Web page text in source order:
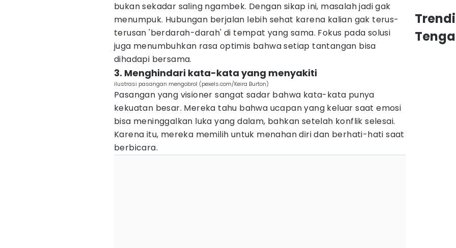
bukan sekadar saling ngambek. Dengan sikap ini, masalah jadi gak
menumpuk. Hubungan berjalan lebih sehat karena kalian gak terus-
terusan 'berdarah-darah' di tempat yang sama. Fokus pada solusi
juga menumbuhkan rasa optimis bahwa setiap tantangan bisa
dihadapi bersama.
3. Menghindari kata-kata yang menyakiti
ilustrasi pasangan mengobrol (pexels.com/Keira Burton)
Pasangan yang visioner sangat sadar bahwa kata-kata punya
kekuatan besar. Mereka tahu bahwa ucapan yang keluar saat emosi
bisa meninggalkan luka yang dalam, bahkan setelah konflik selesai.
Karena itu, mereka memilih untuk menahan diri dan berhati-hati saat
berbicara.